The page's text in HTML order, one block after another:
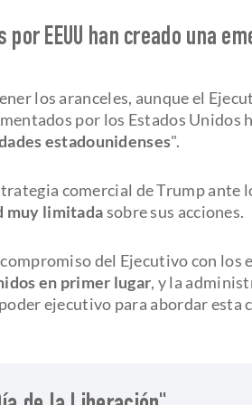
EEUU han creado una
los aranceles, aunque el
por los Estados Unidos
estadounidenses".
comercial de Trump ante
muy limitadasobre sus acciones.
del Ejecutivo con los
en primer lugar, y la
ejecutivo para abordar esta